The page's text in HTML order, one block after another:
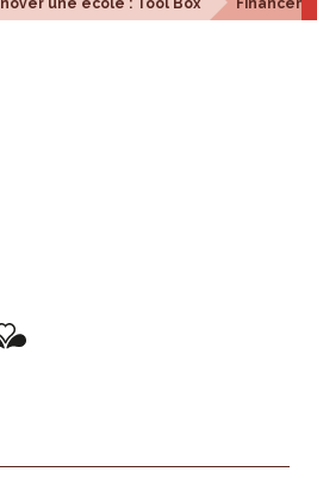
une école : Tool Box